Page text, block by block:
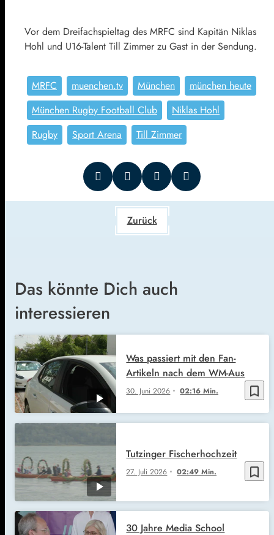
Vor dem Dreifachspieltag des MRFC sind Kapitän Niklas
Hohl und U16-Talent Till Zimmer zu Gast in der Sendung.
MRFC muenchen.tv München
münchen heute
München Rugby Football Club
Niklas Hohl
Rugby
Sport Arena Till Zimmer
Zurück
Das könnte Dich auch
interessieren
bookmark_border
30. Juni 2026 02:16 Min.
Was passiert mit den Fan-
Artikeln nach dem WM-Aus
bookmark_border
27. Juli 2026 02:49 Min.
Tutzinger Fischerhochzeit
30 Jahre Media School